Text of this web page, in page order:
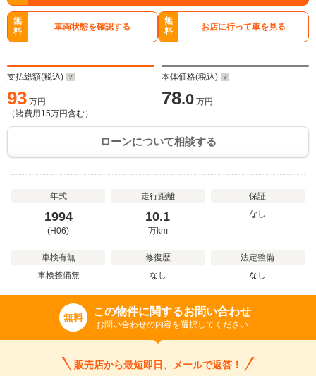
無
料
車両状態を確認する
無
料
お店に行って車を見る
支払総額(税込)
93 万円
（諸費用 15万円含む）
本体価格(税込)
78.0 万円
ローンについて相談する
年式
1994
(H06)
走行距離
10.1
万km
保証
なし
車検有無
車検整備無
修復歴
なし
法定整備
なし
無料 この物件に関するお問い合わせ
お問い合わせの内容を選択してください
販売店から最短即日、メールで返答！